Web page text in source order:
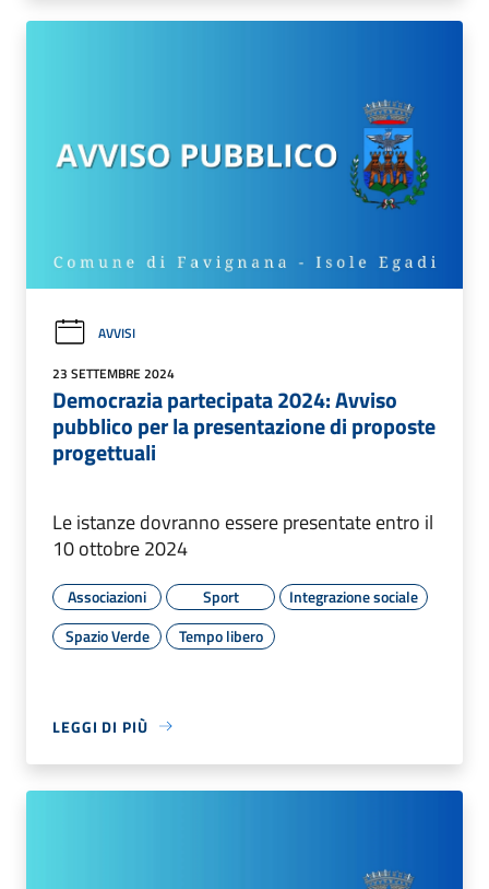
AVVISI
23 SETTEMBRE 2024
Democrazia partecipata 2024: Avviso
pubblico per la presentazione di proposte
progettuali
Le istanze dovranno essere presentate entro il
10 ottobre 2024
Associazioni Sport
Integrazione sociale
Spazio Verde
Tempo libero
LEGGI DI PIÙ